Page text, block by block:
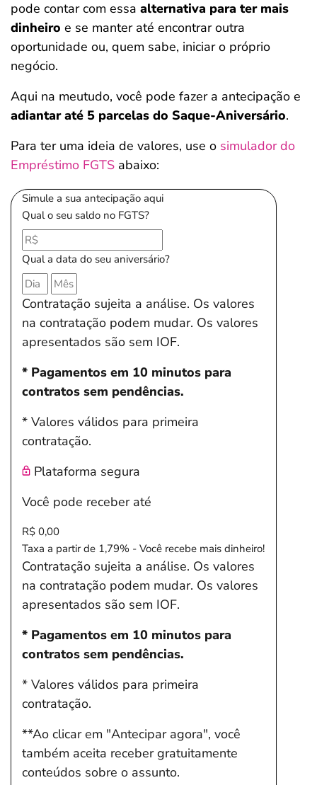
pode contar com essa alternativa para ter mais
dinheiro e se manter até encontrar outra
oportunidade ou, quem sabe, iniciar o próprio
negócio.
Aqui na meutudo, você pode fazer a antecipação e
adiantar até 5 parcelas do Saque-Aniversário.
Para ter uma ideia de valores, use o simulador do
Empréstimo FGTS abaixo:
Simule a sua antecipação aqui
Qual o seu saldo no FGTS?
Qual a data do seu aniversário?
Contratação sujeita a análise. Os valores
na contratação podem mudar. Os valores
apresentados são sem IOF.
* Pagamentos em 10 minutos para
contratos sem pendências.
* Valores válidos para primeira
contratação.
Plataforma segura
Você pode receber até
R$ 0,00
Taxa a partir de 1,79% - Você recebe mais dinheiro!
Contratação sujeita a análise. Os valores
na contratação podem mudar. Os valores
apresentados são sem IOF.
* Pagamentos em 10 minutos para
contratos sem pendências.
* Valores válidos para primeira
contratação.
**Ao clicar em "Antecipar agora", você
também aceita receber gratuitamente
conteúdos sobre o assunto.